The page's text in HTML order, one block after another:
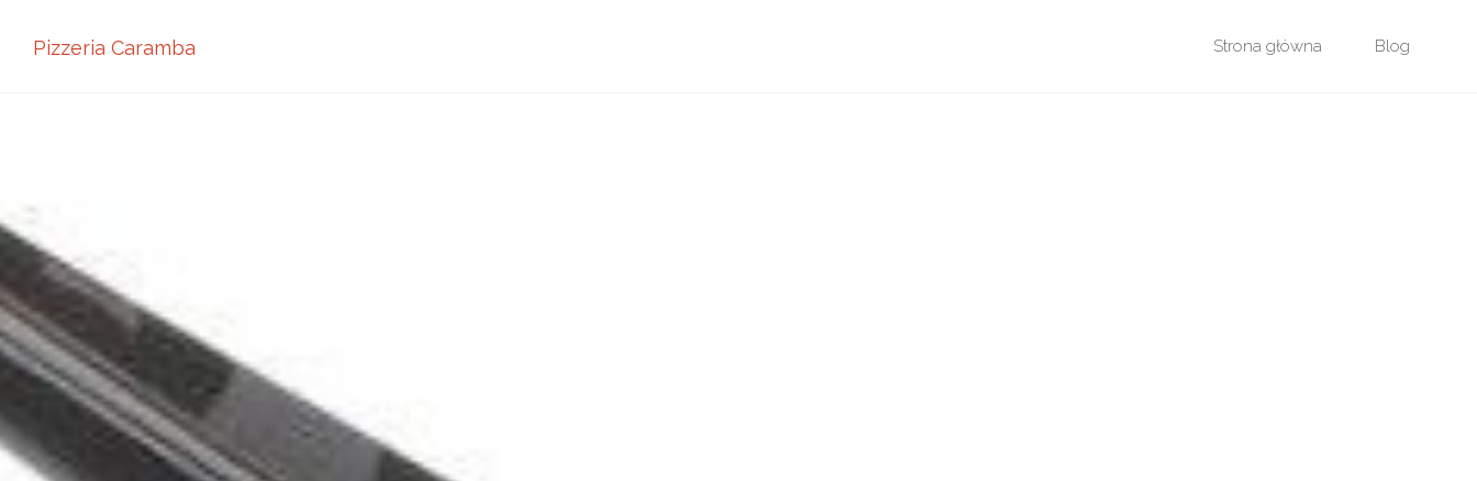
Pizzeria Caramba Strona główna Blog